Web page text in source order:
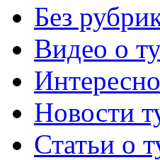
Без
Видео о
Новости
Статьи о